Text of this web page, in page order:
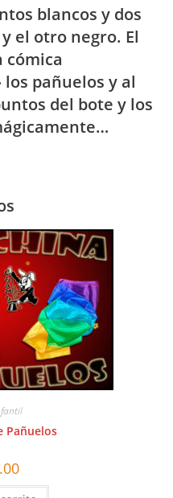
blancos y dos
el otro negro. El
cómica
pañuelos y al
del bote y los
Pañuelos